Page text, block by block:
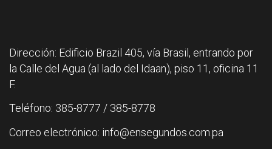
Dirección: Edificio Brazil 405, vía Brasil, entrando por
la Calle del Agua (al lado del Idaan), piso 11, oficina 11
F.
Teléfono: 385-8777 / 385-8778
Correo electrónico: info@ensegundos.com.pa